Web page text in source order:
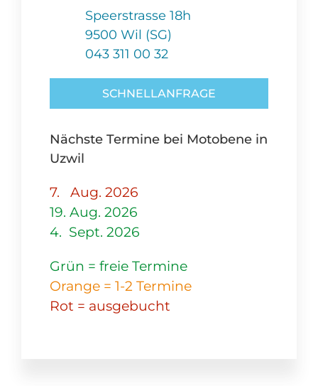
Speerstrasse 18h
9500 Wil (SG)
043 311 00 32
SCHNELLANFRAGE
Nächste Termine bei Motobene in
Uzwil
7. Aug. 2026
19. Aug. 2026
4. Sept. 2026
Grün = freie Termine
Orange = 1-2 Termine
Rot = ausgebucht